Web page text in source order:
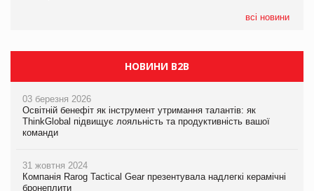
всі новини
Сергій Лісунов про заморожені хлібобулочні вироби на
НОВИНИ B2B
03 березня 2026
Освітній бенефіт як інструмент утримання талантів: як
ThinkGlobal підвищує лояльність та продуктивність вашої
команди
31 жовтня 2024
Компанія Rarog Tactical Gear презентувала надлегкі керамічні
бронеплити